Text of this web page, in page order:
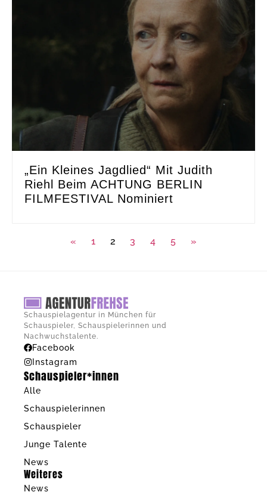
„Ein Kleines Jagdlied“ Mit Judith
Riehl Beim ACHTUNG BERLIN
FILMFESTIVAL Nominiert
« 1 2 3 4 5 »
Schauspielagentur in München für
Schauspieler, Schauspielerinnen und
Nachwuchstalente.
Facebook
Instagram
Schauspieler*innen
Alle
Schauspielerinnen
Schauspieler
Junge Talente
News
Weiteres
News